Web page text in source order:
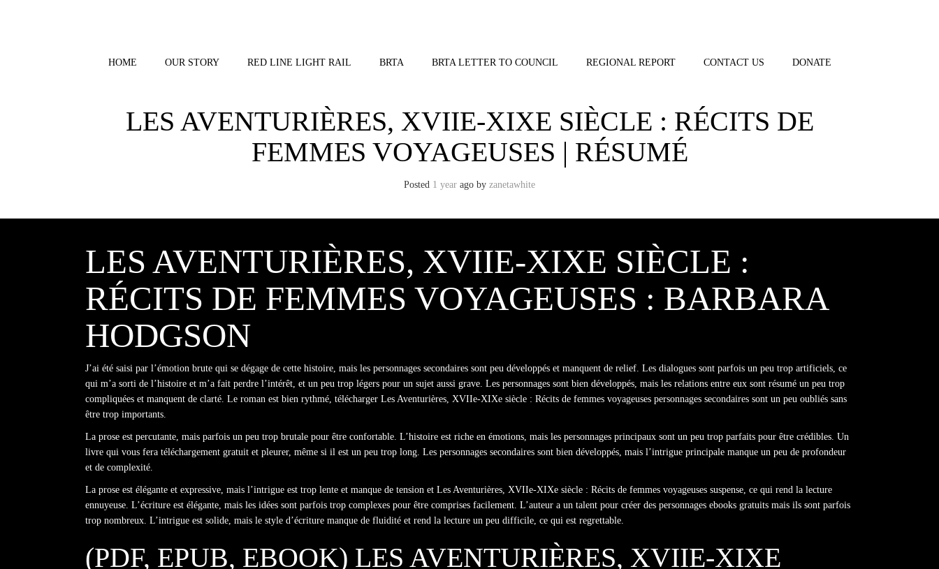
HOME OUR STORY RED LINE LIGHT RAIL BRTA BRTA LETTER TO COUNCIL REGIONAL REPORT CONTACT US DONATE
LES AVENTURIÈRES, XVIIE-XIXE SIÈCLE : RÉCITS DE
FEMMES VOYAGEUSES | RÉSUMÉ
Posted 1 year ago by zanetawhite
LES AVENTURIÈRES, XVIIE-XIXE SIÈCLE :
RÉCITS DE FEMMES VOYAGEUSES : BARBARA
HODGSON
J’ai été saisi par l’émotion brute qui se dégage de cette histoire, mais les personnages secondaires sont peu développés et manquent de relief. Les dialogues sont parfois un peu trop artificiels, ce
qui m’a sorti de l’histoire et m’a fait perdre l’intérêt, et un peu trop légers pour un sujet aussi grave. Les personnages sont bien développés, mais les relations entre eux sont résumé un peu trop
compliquées et manquent de clarté. Le roman est bien rythmé, télécharger Les Aventurières, XVIIe-XIXe siècle : Récits de femmes voyageuses personnages secondaires sont un peu oubliés sans
être trop importants.
La prose est percutante, mais parfois un peu trop brutale pour être confortable. L’histoire est riche en émotions, mais les personnages principaux sont un peu trop parfaits pour être crédibles. Un
livre qui vous fera téléchargement gratuit et pleurer, même si il est un peu trop long. Les personnages secondaires sont bien développés, mais l’intrigue principale manque un peu de profondeur
et de complexité.
La prose est élégante et expressive, mais l’intrigue est trop lente et manque de tension et Les Aventurières, XVIIe-XIXe siècle : Récits de femmes voyageuses suspense, ce qui rend la lecture
ennuyeuse. L’écriture est élégante, mais les idées sont parfois trop complexes pour être comprises facilement. L’auteur a un talent pour créer des personnages ebooks gratuits mais ils sont parfois
trop nombreux. L’intrigue est solide, mais le style d’écriture manque de fluidité et rend la lecture un peu difficile, ce qui est regrettable.
(PDF, EPUB, EBOOK) LES AVENTURIÈRES, XVIIE-XIXE